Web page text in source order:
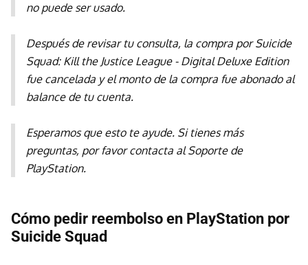
no puede ser usado.
Después de revisar tu consulta, la compra por Suicide
Squad: Kill the Justice League - Digital Deluxe Edition
fue cancelada y el monto de la compra fue abonado al
balance de tu cuenta.
Esperamos que esto te ayude. Si tienes más
preguntas, por favor contacta al Soporte de
PlayStation.
Cómo pedir reembolso en PlayStation por
Suicide Squad